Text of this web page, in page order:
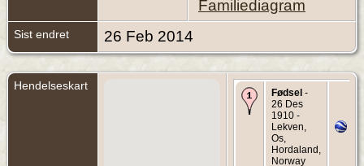
Familiediagram
Sist endret 26 Feb 2014
Hendelseskart
Fødsel -
26 Des
1910 -
Lekven,
Os,
Hordaland,
Norway